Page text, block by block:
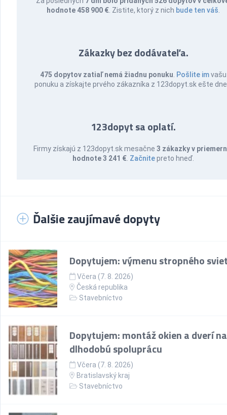
hodnote 458 900 € . Zistite, ktorý z nich bude ten váš
Zákazky bez dodávateľa.
475 dopytov zatiaľ nemá žiadnu ponuku Pošlite imvašu
ponuku a získajte prvého zákazníka z 123dopyt.sk ešte
123dopyt sa oplatí.
Firmy získajú z 123dopyt.sk mesačne3 zákazky v
hodnote 3 241 € Začnitepreto hneď.
Ďalšie zaujímavé dopyty
Dopytujem: výmenu stropného
Včera (7. 8. 2026)
Česká republika
Stavebníctvo
Dopytujem: montáž okien a dverí na
dlhodobú spoluprácu
Včera (7. 8. 2026)
Bratislavský kraj
Stavebníctvo